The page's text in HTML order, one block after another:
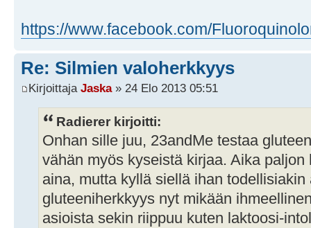
https://www.facebook.com/
Re: Silmien valoherkkyys
Kirjoittaja Jaska» 24 Elo 2013 05:51
Radierer kirjoitti:
Onhan sille juu, 23andMe testaa
vähän myös kyseistä kirjaa. Aika
aina, mutta kyllä siellä ihan
gluteeniherkkyys nyt mikään
asioista sekin riippuu kuten laktoosi-